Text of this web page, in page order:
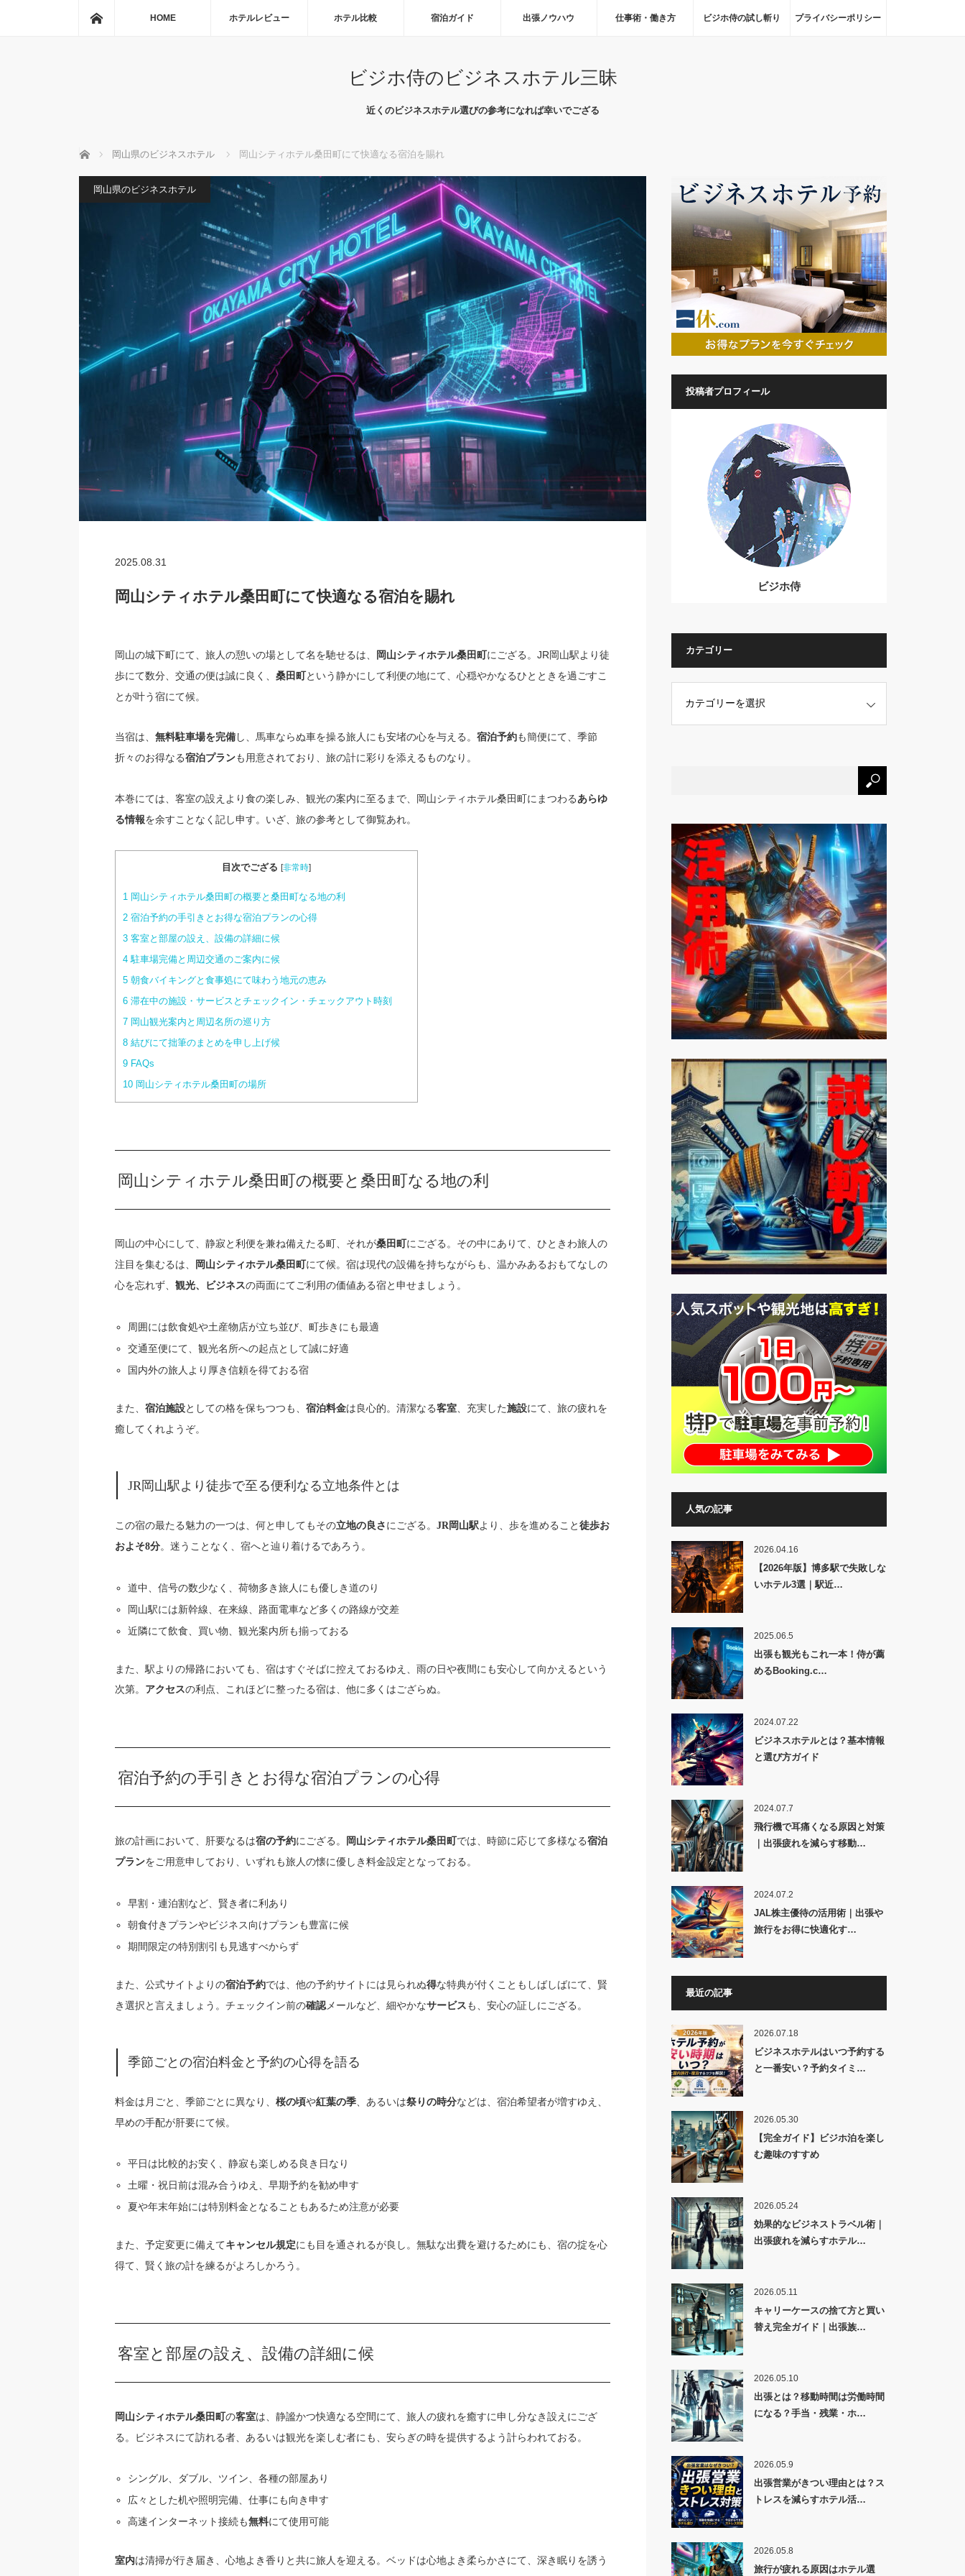
HOME ホテルレビュー ホテル比較 宿泊ガイド 出張ノウハウ 仕事術・働き方 ビジホ侍の試し斬り プライバシーポリシー
ビジホ侍のビジネスホテル三昧
近くのビジネスホテル選びの参考になれば幸いでござる
ホーム 岡山県のビジネスホテル 岡山シティホテル桑田町にて快適なる宿泊を賜れ
岡山県のビジネスホテル
2025.08.31
岡山シティホテル桑田町にて快適なる宿泊を賜れ
岡山の城下町にて、旅人の憩いの場として名を馳せるは、 岡山シティホテル桑田町 にござる。JR岡山駅より徒
歩にて数分、交通の便は誠に良く、 桑田町 という静かにして利便の地にて、心穏やかなるひとときを過ごすこ
とが叶う宿にて候。
当宿は、 無料駐車場を完備し、馬車ならぬ車を操る旅人にも安堵の心を与える。 宿泊予約も簡便にて、季節
折々のお得なる宿泊プランも用意されており、旅の計に彩りを添えるものなり。
本巻にては、客室の設えより食の楽しみ、観光の案内に至るまで、岡山シティホテル桑田町にまつわるあらゆ
る情報を余すことなく記し申す。いざ、旅の参考として御覧あれ。
目次でござる [非常時]
1岡山シティホテル桑田町の概要と桑田町なる地の利
2宿泊予約の手引きとお得な宿泊プランの心得
3客室と部屋の設え、設備の詳細に候
4駐車場完備と周辺交通のご案内に候
5朝食バイキングと食事処にて味わう地元の恵み
6滞在中の施設・サービスとチェックイン・チェックアウト時刻
7岡山観光案内と周辺名所の巡り方
8結びにて拙筆のまとめを申し上げ候
9FAQs
10岡山シティホテル桑田町の場所
岡山シティホテル桑田町の概要と桑田町なる地の利
岡山の中心にして、静寂と利便を兼ね備えたる町、それが桑田町 にござる。その中にありて、ひときわ旅人の
注目を集むるは、
岡山シティホテル桑田町 にて候。宿は現代の設備を持ちながらも、温かみあるおもてなしの
心を忘れず、 観光、ビジネスの両面にてご利用の価値ある宿と申せましょう。
周囲には飲食処や土産物店が立ち並び、町歩きにも最適
交通至便にて、観光名所への起点として誠に好適
国内外の旅人より厚き信頼を得ておる宿
また、 宿泊施設としての格を保ちつつも、 宿泊料金は良心的。清潔なる客室、充実した施設にて、旅の疲れを
癒してくれようぞ。
JR岡山駅より徒歩で至る便利なる立地条件とは
この宿の最たる魅力の一つは、何と申してもその立地の良さ にござる。 JR岡山駅 より、歩を進めること 徒歩お
およそ8分。迷うことなく、宿へと辿り着けるであろう。
道中、信号の数少なく、荷物多き旅人にも優しき道のり
岡山駅には新幹線、在来線、路面電車など多くの路線が交差
近隣にて飲食、買い物、観光案内所も揃っておる
また、駅よりの帰路においても、宿はすぐそばに控えておるゆえ、雨の日や夜間にも安心して向かえるという
次第。
アクセスの利点、これほどに整ったる宿は、他に多くはござらぬ。
宿泊予約の手引きとお得な宿泊プランの心得
旅の計画において、肝要なるは宿の予約にござる。 岡山シティホテル桑田町 では、時節に応じて多様なる宿泊
プランをご用意申しており、いずれも旅人の懐に優しき料金設定となっておる。
早割・連泊割など、賢き者に利あり
朝食付きプランやビジネス向けプランも豊富に候
期間限定の特別割引も見逃すべからず
また、公式サイトよりの宿泊予約では、他の予約サイトには見られぬ得な特典が付くこともしばしばにて、賢
き選択と言えましょう。チェックイン前の確認メールなど、細やかなサービス も、安心の証しにござる。
季節ごとの宿泊料金と予約の心得を語る
料金は月ごと、季節ごとに異なり、 桜の頃や紅葉の季、あるいは祭りの時分などは、宿泊希望者が増すゆえ、
早めの手配が肝要にて候。
平日は比較的お安く、静寂も楽しめる良き日なり
土曜・祝日前は混み合うゆえ、早期予約を勧め申す
夏や年末年始には特別料金となることもあるため注意が必要
また、予定変更に備えてキャンセル規定にも目を通されるが良し。無駄な出費を避けるためにも、宿の掟を心
得て、賢く旅の計を練るがよろしかろう。
客室と部屋の設え、設備の詳細に候
岡山シティホテル桑田町 の客室は、静謐かつ快適なる空間にて、旅人の疲れを癒すに申し分なき設えにござ
る。ビジネスにて訪れる者、あるいは観光を楽しむ者にも、安らぎの時を提供するよう計らわれておる。
シングル、ダブル、ツイン、各種の部屋あり
広々とした机や照明完備、仕事にも向き申す
高速インターネット接続も無料にて使用可能
室内は清掃が行き届き、心地よき香りと共に旅人を迎える。ベッドは心地よき柔らかさにて、深き眠りを誘う
投稿者プロフィール
ビジホ侍
カテゴリー
人気の記事
2026.04.16
【2026年版】博多駅で失敗しな
いホテル3選｜駅近…
2025.06.5
出張も観光もこれ一本！侍が薦
めるBooking.c…
2024.07.22
ビジネスホテルとは？基本情報
と選び方ガイド
2024.07.7
飛行機で耳痛くなる原因と対策
｜出張疲れを減らす移動…
2024.07.2
JAL株主優待の活用術｜出張や
旅行をお得に快適化す…
最近の記事
2026.07.18
ビジネスホテルはいつ予約する
と一番安い？予約タイミ…
2026.05.30
【完全ガイド】ビジホ泊を楽し
む趣味のすすめ
2026.05.24
効果的なビジネストラベル術｜
出張疲れを減らすホテル…
2026.05.11
キャリーケースの捨て方と買い
替え完全ガイド｜出張族…
2026.05.10
出張とは？移動時間は労働時間
になる？手当・残業・ホ…
2026.05.9
出張営業がきつい理由とは？ス
トレスを減らすホテル活…
2026.05.8
旅行が疲れる原因はホテル選